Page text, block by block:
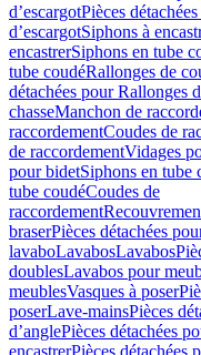
d’escargotPièces
d’escargotSiphons à
encastrerSiphons en tube
tube coudéRallonges de
détachées pour Rallonges
chasseManchon de
raccordementCoudes de
de raccordementVidages
pour bidetSiphons en tube
tube coudéCoudes de
raccordement
braserPièces détachées
lavaboLavabosLavabos
doublesLavabos pour
meublesVasques à poser
poserLave-mainsPièces
d’anglePièces détachées
encastrerPièces détachées